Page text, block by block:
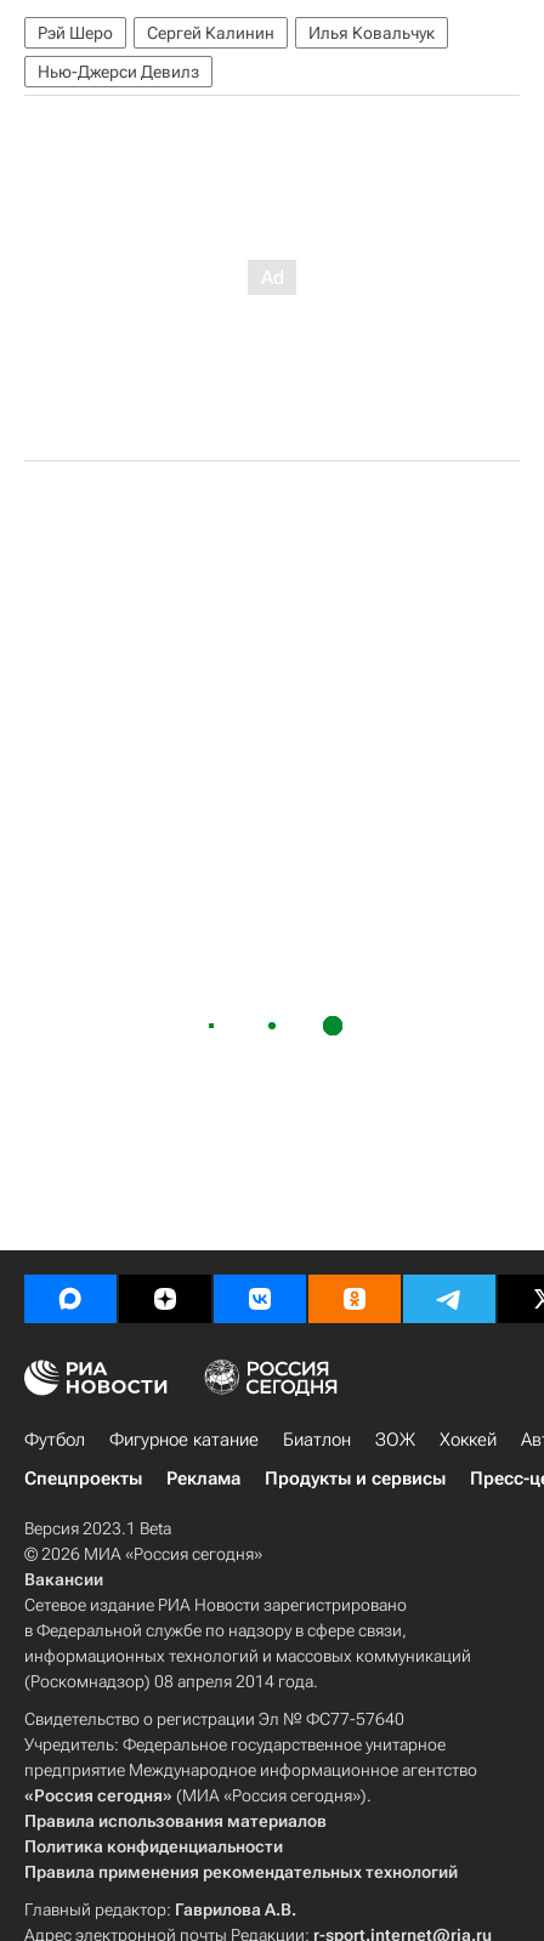
Рэй Шеро Сергей Калинин
Илья Ковальчук
Нью-Джерси Девилз
Футбол Фигурное катание Биатлон ЗОЖ Хоккей
Спецпроекты
Реклама Продукты и сервисы Пресс-
Версия 2023.1 Beta
© 2026 МИА «Россия сегодня»
Вакансии
Сетевое издание РИА Новости зарегистрировано
в Федеральной службе по надзору в сфере связи,
информационных технологий и массовых коммуникаций
(Роскомнадзор) 08 апреля 2014 года.
Свидетельство о регистрации Эл № ФС77-57640
Учредитель: Федеральное государственное унитарное
предприятие Международное информационное агентство
«Россия сегодня» (МИА «Россия сегодня»).
Правила использования материалов
Политика конфиденциальности
Правила применения рекомендательных технологий
Главный редактор: Гаврилова А.В.
Адрес электронной почты Редакции: r-sport.internet@ria.ru